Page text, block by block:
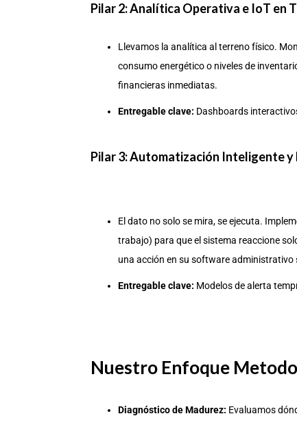
Pilar 2: Analítica Operativa e IoT en
Llevamos la analítica al terreno físico.
consumo energético o niveles de
financieras inmediatas.
Entregable clave: Dashboards
Pilar 3: Automatización Inteligente
El dato no solo se mira, se ejecuta.
trabajo) para que el sistema reaccione
una acción en su software administrativo
Entregable clave: Modelos de alerta
Nuestro Enfoque
Diagnóstico de Madurez: Evaluamos